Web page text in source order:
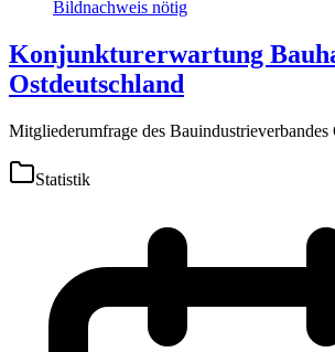
Konjunkturerwartung
Ostdeutschland
Mitgliederumfrage des Bauindustrieverbandes
Statistik